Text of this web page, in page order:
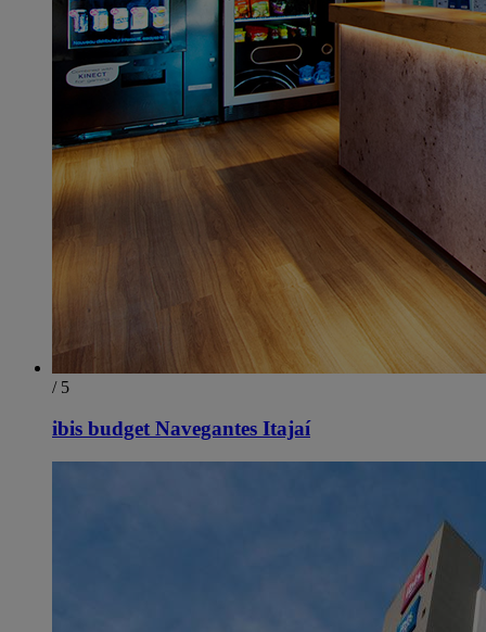
/ 5
ibis budget Navegantes Itajaí